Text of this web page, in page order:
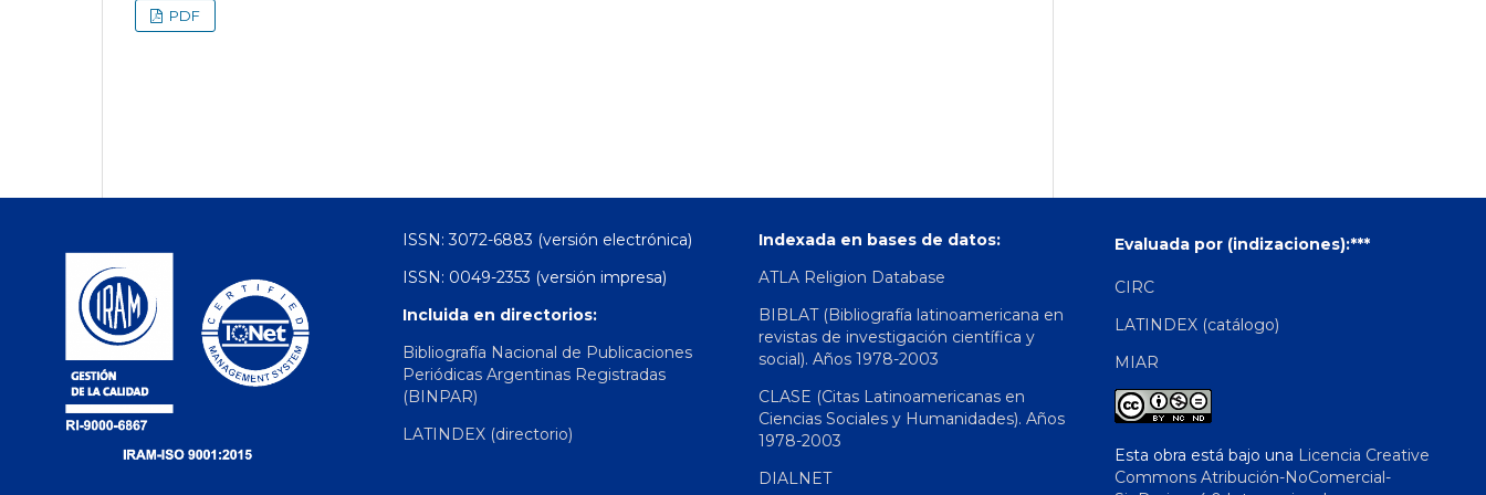
PDF
ISSN: 3072-6883 (versión electrónica)
ISSN: 0049-2353 (versión impresa)
Incluida en directorios:
Bibliografía Nacional de Publicaciones
Periódicas Argentinas Registradas
(BINPAR)
LATINDEX (directorio)
Indexada en bases de datos:
ATLA Religion Database
BIBLAT (Bibliografía latinoamericana en
revistas de investigación científica y
social). Años 1978-2003
CLASE (Citas Latinoamericanas en
Ciencias Sociales y Humanidades). Años
1978-2003
DIALNET
Evaluada por (indizaciones):***
CIRC
LATINDEX (catálogo)
MIAR
Esta obra está bajo una Licencia Creative
Commons Atribución-NoComercial-